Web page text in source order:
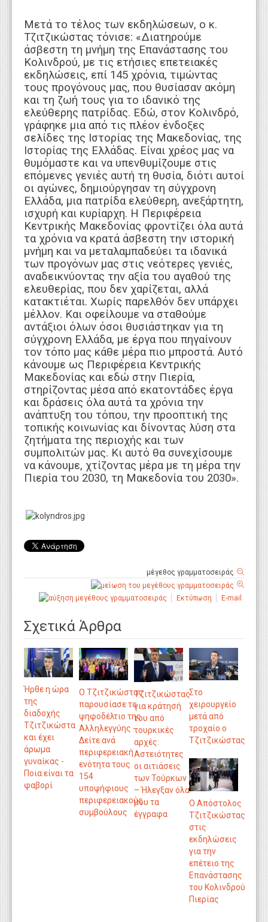
Μετά το τέλος των εκδηλώσεων, ο κ.
Τζιτζικώστας τόνισε: «Διατηρούμε
άσβεστη τη μνήμη της Επανάστασης του
Κολινδρού, με τις ετήσιες επετειακές
εκδηλώσεις, επί 145 χρόνια, τιμώντας
τους προγόνους μας, που θυσίασαν ακόμη
και τη ζωή τους για το ιδανικό της
ελεύθερης πατρίδας. Εδώ, στον Κολινδρό,
γράφηκε μια από τις πλέον ένδοξες
σελίδες της Ιστορίας της Μακεδονίας, της
Ιστορίας της Ελλάδας. Είναι χρέος μας να
θυμόμαστε και να υπενθυμίζουμε στις
επόμενες γενιές αυτή τη θυσία, διότι αυτοί
οι αγώνες, δημιούργησαν τη σύγχρονη
Ελλάδα, μια πατρίδα ελεύθερη, ανεξάρτητη,
ισχυρή και κυρίαρχη. Η Περιφέρεια
Κεντρικής Μακεδονίας φροντίζει όλα αυτά
τα χρόνια να κρατά άσβεστη την ιστορική
μνήμη και να μεταλαμπαδεύει τα ιδανικά
των προγόνων μας στις νεότερες γενιές,
αναδεικνύοντας την αξία του αγαθού της
ελευθερίας, που δεν χαρίζεται, αλλά
κατακτιέται. Χωρίς παρελθόν δεν υπάρχει
μέλλον. Και οφείλουμε να σταθούμε
αντάξιοι όλων όσοι θυσιάστηκαν για τη
σύγχρονη Ελλάδα, με έργα που πηγαίνουν
τον τόπο μας κάθε μέρα πιο μπροστά. Αυτό
κάνουμε ως Περιφέρεια Κεντρικής
Μακεδονίας και εδώ στην Πιερία,
στηρίζοντας μέσα από εκατοντάδες έργα
και δράσεις όλα αυτά τα χρόνια την
ανάπτυξη του τόπου, την προοπτική της
τοπικής κοινωνίας και δίνοντας λύση στα
ζητήματα της περιοχής και των
συμπολιτών μας. Κι αυτό θα συνεχίσουμε
να κάνουμε, χτίζοντας μέρα με τη μέρα την
Πιερία του 2030, τη Μακεδονία του 2030».
μέγεθος γραμματοσειράς
Εκτύπωση E-mail
Σχετικά Άρθρα
Ήρθε η ώρα
της
διαδοχής
Τζιτζικώστα
και έχει
άρωμα
γυναίκας -
Ποια είναι τα
φαβορί
Ο Τζιτζικώστας
παρουσίασε το
ψηφοδέλτιο της
Αλληλεγγύης -
Δείτε ανά
περιφερειακή
ενότητα τους
154
υποψήφιους
περιφερειακούς
συμβούλους
Τζιτζικώστας
για κράτησή
του από
τουρκικές
αρχές:
Αστειότητες
οι αιτιάσεις
των Τούρκων
– Ήλεγξαν όλα
μου τα
έγγραφα
Στο
χειρουργείο
μετά από
τροχαίο ο
Τζιτζικώστας
Ο Απόστολος
Τζιτζικώστας
στις
εκδηλώσεις
για την
επέτειο της
Επανάστασης
του Κολινδρού
Πιερίας